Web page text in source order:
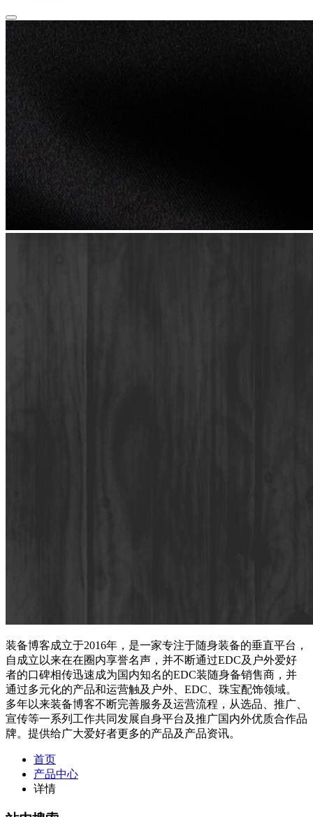
装备博客成立于2016年，是一家专注于随身装备的垂直平台，
自成立以来在在圈内享誉名声，并不断通过EDC及户外爱好
者的口碑相传迅速成为国内知名的EDC装随身备销售商，并
通过多元化的产品和运营触及户外、EDC、珠宝配饰领域。
多年以来装备博客不断完善服务及运营流程，从选品、推广、
宣传等一系列工作共同发展自身平台及推广国内外优质合作品
牌。提供给广大爱好者更多的产品及产品资讯。
首页
产品中心
详情